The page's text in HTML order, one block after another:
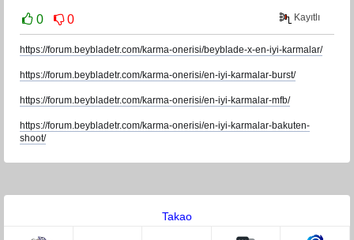
0 0 Kayıtlı
https://forum.beybladetr.com/karma-onerisi/beyblade-x-en-iyi-karmalar/
https://forum.beybladetr.com/karma-onerisi/en-iyi-karmalar-burst/
https://forum.beybladetr.com/karma-onerisi/en-iyi-karmalar-mfb/
https://forum.beybladetr.com/karma-onerisi/en-iyi-karmalar-bakuten-
shoot/
Takao